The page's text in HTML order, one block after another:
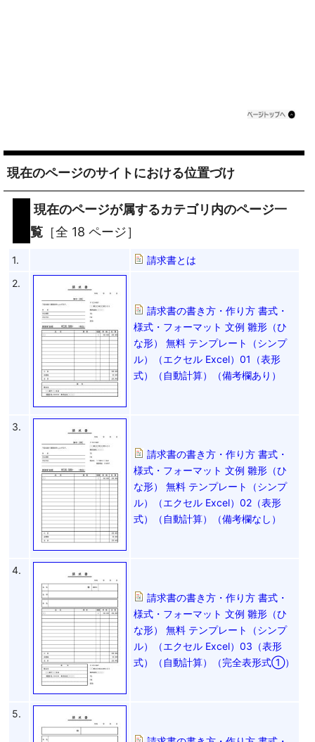
現在のページのサイトにおける位置づけ
現在のページが属するカテゴリ内のページ一
覧 ［全 18 ページ］
1.
請求書とは
2.
請求書の書き方・作り方 書式・
様式・フォーマット 文例 雛形（ひ
な形） 無料 テンプレート（シンプ
ル）（エクセル Excel）01（表形
式）（自動計算）（備考欄あり）
3.
請求書の書き方・作り方 書式・
様式・フォーマット 文例 雛形（ひ
な形） 無料 テンプレート（シンプ
ル）（エクセル Excel）02（表形
式）（自動計算）（備考欄なし）
4.
請求書の書き方・作り方 書式・
様式・フォーマット 文例 雛形（ひ
な形） 無料 テンプレート（シンプ
ル）（エクセル Excel）03（表形
式）（自動計算）（完全表形式①）
5.